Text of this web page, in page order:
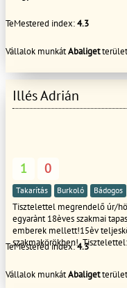
fenntartva! **A
munkadíjából jóváírásra kerül!
TeMestered index:4.3
Vállalok munkátAbaliget
Illés Adrián
1 0
Takarítás Burkoló Bádogos
Tisztelettel megrendelő úr/
egyarànt 18èves szakmai
emberek mellett!15èv
szakmakörökben!
TeMestered index:4.3
Vállalok munkátAbaliget